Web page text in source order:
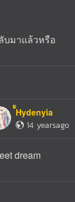
บมาแล้วหรือ
้ัHydenyia
14 yearsago
dream